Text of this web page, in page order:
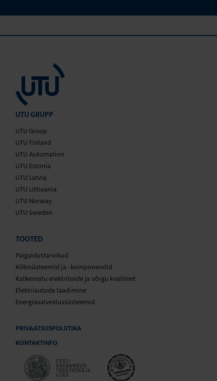
UTU GRUPP
UTU Group
UTU Finland
UTU Automation
UTU Estonia
UTU Latvia
UTU Lithuania
UTU Norway
UTU Sweden
TOOTED
Paigaldustarvikud
Kilbisüsteemid ja -komponendid
Katkematu elektritoide ja võrgu kvaliteet
Elektriautode laadimine
Energiasalvestussüsteemid
PRIVAATSUSPOLIITIKA
KONTAKTINFO